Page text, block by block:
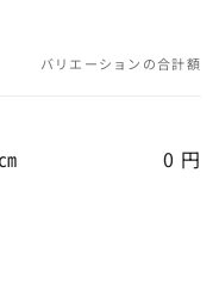
バリエーションの合計額
0 円